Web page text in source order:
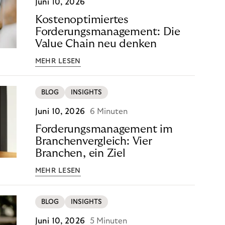
Juni 10, 2026
Kostenoptimiertes
Forderungsmanagement: Die
Value Chain neu denken
MEHR LESEN
BLOG INSIGHTS
Juni 10, 2026 6 Minuten
Forderungsmanagement im
Branchenvergleich: Vier
Branchen, ein Ziel
MEHR LESEN
BLOG INSIGHTS
Juni 10, 2026 5 Minuten